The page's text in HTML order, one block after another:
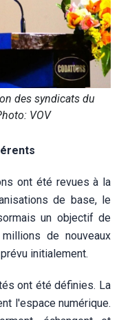
des syndicats du
VOV
ont été revues à la
de base, le
un objectif de
de nouveaux
initialement.
ont été définies. La
l'espace numérique.